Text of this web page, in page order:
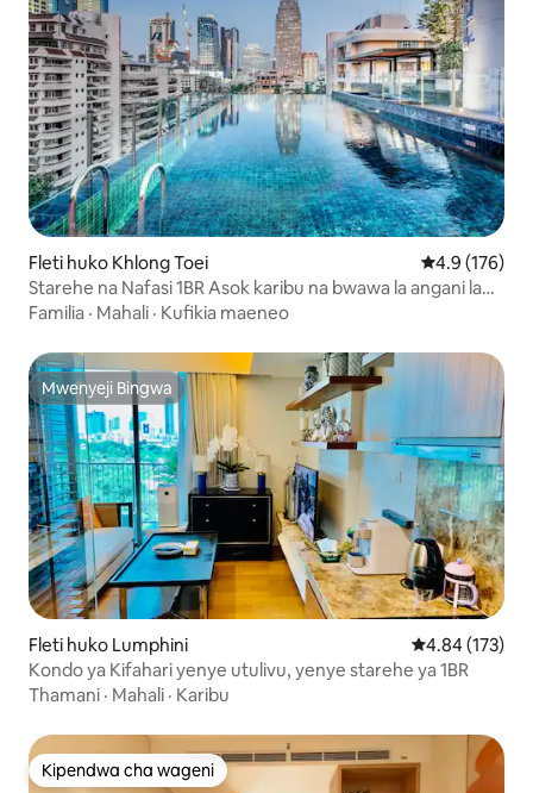
Fleti huko Khlong Toei Ukadiriaji wa
4.9 (176)
Starehe na Nafasi 1BR Asok karibu na bwawa la angani la
Nana +!
Familia · Mahali · Kufikia maeneo
Mwenyeji Bingwa
Mwenyeji Bingwa
Fleti huko Lumphini Ukadiriaji wa
4.84 (173)
Kondo ya Kifahari yenye utulivu, yenye starehe ya 1BR
Thamani · Mahali · Karibu
Kipendwa cha wageni
Kipendwa cha wageni